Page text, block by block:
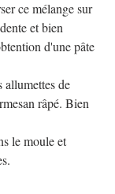
ce mélange sur
et bien
d'une pâte
de
râpé. Bien
le moule et